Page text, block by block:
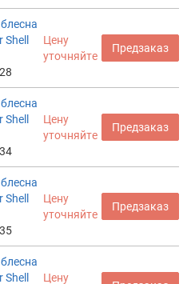
Shell
Цену
уточняйте
Предзаказ
Shell
Цену
уточняйте
Предзаказ
Shell
Цену
уточняйте
Предзаказ
Shell
Цену